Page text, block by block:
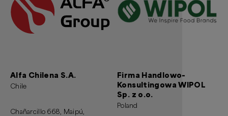
Alfa Chilena S.A.
Chile
Chañarcillo 668, Maipú,
Firma Handlowo-
Konsultingowa WIPOL
Sp. z o.o.
Poland